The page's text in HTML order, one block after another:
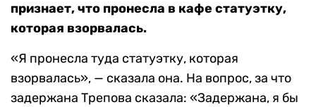
признает, что пронесла в кафе статуэтку,
которая взорвалась.
«Я пронесла туда статуэтку, которая
взорвалась», — сказала она. На вопрос, за что
задержана Трепова сказала: «Задержана, я бы